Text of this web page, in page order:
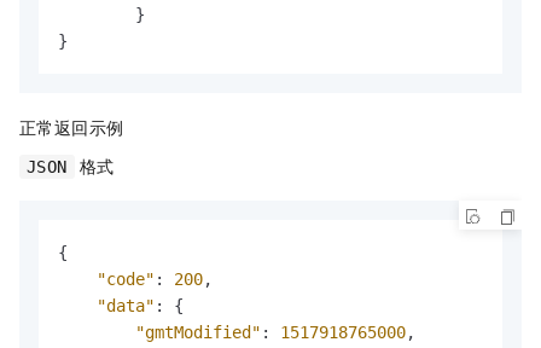
}
}
正常返回示例
JSON 格式
{
"code" : 200,
"data" :
{
"gmtModified" : 1517918765000,